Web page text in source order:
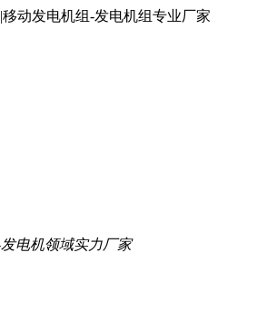
动发电机组-发电机组专业厂家
电机领域实力厂家